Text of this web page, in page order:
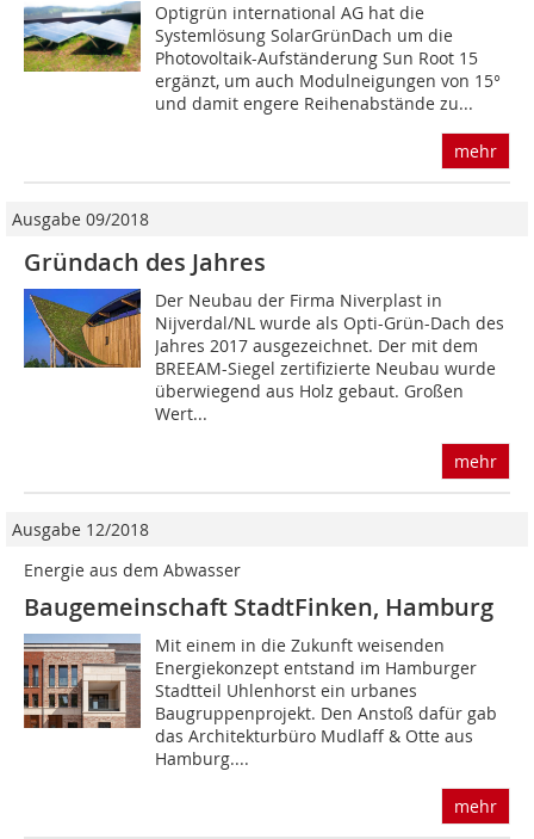
Optigrün international AG hat die
Systemlösung SolarGrünDach um die
Photovoltaik-Aufständerung Sun Root 15
ergänzt, um auch Modulneigungen von 15°
und damit engere Reihenabstände zu...
mehr
Ausgabe 09/2018
Gründach des Jahres
Der Neubau der Firma Niverplast in
Nijverdal/NL wurde als Opti-Grün-Dach des
Jahres 2017 ausgezeichnet. Der mit dem
BREEAM-Siegel zertifizierte Neubau wurde
überwiegend aus Holz gebaut. Großen
Wert...
mehr
Ausgabe 12/2018
Energie aus dem Abwasser
Baugemeinschaft StadtFinken, Hamburg
Mit einem in die Zukunft weisenden
Energiekonzept entstand im Hamburger
Stadtteil Uhlenhorst ein urbanes
Baugruppenprojekt. Den Anstoß dafür gab
das Architekturbüro Mudlaff & Otte aus
Hamburg....
mehr